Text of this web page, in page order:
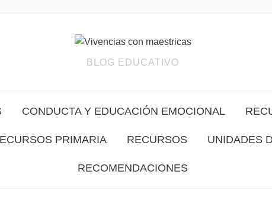
BLOG EDUCATIVO
CONDUCTA Y EDUCACIÓN EMOCIONAL
PRIMARIA RECURSOS UNIDADES
RECOMENDACIONES